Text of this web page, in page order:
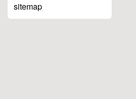
sitemap